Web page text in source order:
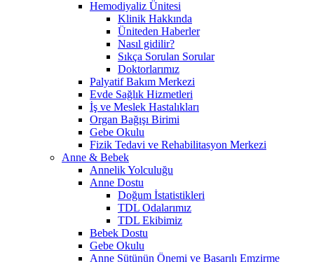
Hemodiyaliz Ünitesi
Klinik Hakkında
Üniteden Haberler
Nasıl gidilir?
Sıkça Sorulan Sorular
Doktorlarımız
Palyatif Bakım Merkezi
Evde Sağlık Hizmetleri
İş ve Meslek Hastalıkları
Organ Bağışı Birimi
Gebe Okulu
Fizik Tedavi ve Rehabilitasyon Merkezi
Anne & Bebek
Annelik Yolculuğu
Anne Dostu
Doğum İstatistikleri
TDL Odalarımız
TDL Ekibimiz
Bebek Dostu
Gebe Okulu
Anne Sütünün Önemi ve Başarılı Emzirme